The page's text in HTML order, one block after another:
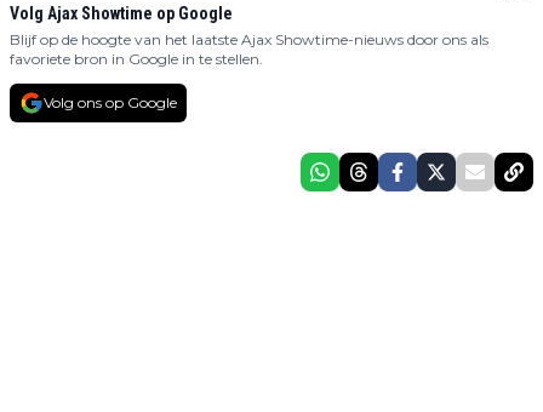
Volg Ajax Showtime op Google
Blijf op de hoogte van het laatste Ajax Showtime-nieuws door ons als
favoriete bron in Google in te stellen.
Volg ons op Google